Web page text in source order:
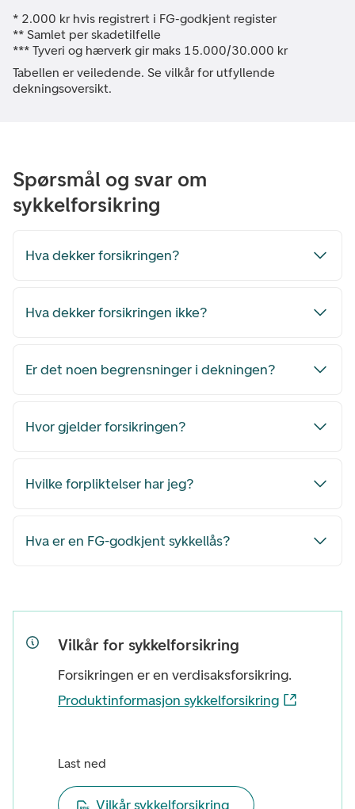
* 2.000 kr hvis registrert i FG-godkjent register
** Samlet per skadetilfelle
*** Tyveri og hærverk gir maks 15.000/30.000 kr
Tabellen er veiledende. Se vilkår for utfyllende
dekningsoversikt.
Spørsmål og svar om
sykkelforsikring
Hva dekker forsikringen?
Hva dekker forsikringen ikke?
Er det noen begrensninger i dekningen?
Hvor gjelder forsikringen?
Hvilke forpliktelser har jeg?
Hva er en FG-godkjent sykkellås?
Vilkår for sykkelforsikring
Forsikringen er en verdisaksforsikring.
Produktinformasjon sykkelforsikring
Last ned
Vilkår sykkelforsikring